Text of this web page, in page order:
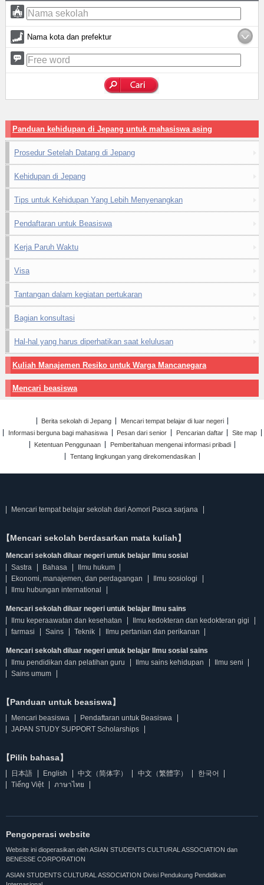
Nama kota dan prefektur
Panduan kehidupan di Jepang untuk mahasiswa asing
Prosedur Setelah Datang di Jepang
Kehidupan di Jepang
Tips untuk Kehidupan Yang Lebih Menyenangkan
Pendaftaran untuk Beasiswa
Kerja Paruh Waktu
Visa
Tantangan dalam kegiatan pertukaran
Bagian konsultasi
Hal-hal yang harus diperhatikan saat kelulusan
Kuliah Manajemen Resiko untuk Warga Mancanegara
Mencari beasiswa
Berita sekolah di Jepang
Mencari tempat belajar di luar negeri
Informasi berguna bagi mahasiswa
Pesan dari senior Pencarian daftar
Site map
Ketentuan Penggunaan
Pemberitahuan mengenai informasi pribadi
Tentang lingkungan yang direkomendasikan
Mencari tempat belajar sekolah dari Aomori Pasca sarjana
【Mencari sekolah berdasarkan mata kuliah】
Mencari sekolah diluar negeri untuk belajar Ilmu sosial
Sastra
Bahasa
Ilmu hukum
Ekonomi, manajemen, dan perdagangan
Ilmu sosiologi
Ilmu hubungan international
Mencari sekolah diluar negeri untuk belajar Ilmu sains
Ilmu keperaawatan dan kesehatan
Ilmu kedokteran dan kedokteran gigi
farmasi
Sains Teknik Ilmu pertanian dan perikanan
Mencari sekolah diluar negeri untuk belajar Ilmu sosial sains
Ilmu pendidikan dan pelatihan guru
Ilmu sains kehidupan
Ilmu seni
Sains umum
【Panduan untuk beasiswa】
Mencari beasiswa
Pendaftaran untuk Beasiswa
JAPAN STUDY SUPPORT Scholarships
【Pilih bahasa】
日本語 English 中文（简体字） 中文（繁體字）
한국어
Tiếng Việt
ภาษาไทย
Pengoperasi website
Website ini dioperasikan oleh ASIAN STUDENTS CULTURAL ASSOCIATION dan
BENESSE CORPORATION
ASIAN STUDENTS CULTURAL ASSOCIATION Divisi Pendukung Pendidikan